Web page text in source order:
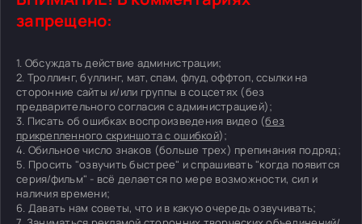
запрещено:
1. Обсуждать действие администрации;
2. Троллинг, буллинг, мат, спам, флуд, оффтоп, ссылки на
сторонние сайты и/или группы в соцсетях (без
предварительного согласия с администрацией);
3. Писать об ошибках воспроизведения видео (без
прикрепленного скриншота с ошибкой);
4. Обильное число знаков (больше трех) препинания подряд;
5. Просить "озвучить быстрее" и спрашивать "когда появится
серия/фильм" - всё делается по мере возможности, сил и
наличия времени;
6. Давать нам советы, что и в какую очередь озвучивать;